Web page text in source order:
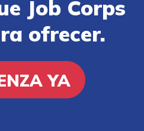
Job Corps
ofrecer.
YA